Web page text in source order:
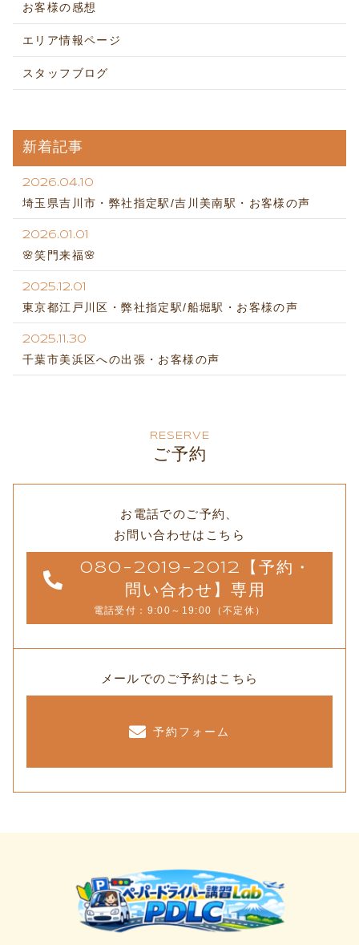
お客様の感想
エリア情報ページ
スタッフブログ
新着記事
2026.04.10
埼玉県吉川市・弊社指定駅/吉川美南駅・お客様の声
2026.01.01
🌸笑門来福🌸
2025.12.01
東京都江戸川区・弊社指定駅/船堀駅・お客様の声
2025.11.30
千葉市美浜区への出張・お客様の声
RESERVE
ご予約
お電話でのご予約、
お問い合わせはこちら
080-2019-2012【予約・
問い合わせ】専用
電話受付：9:00～19:00（不定休）
メールでのご予約はこちら
予約フォーム